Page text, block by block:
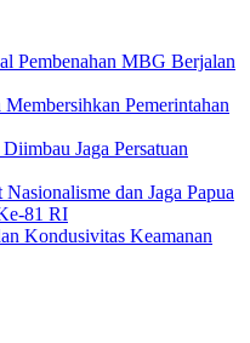
Pembenahan MBG Berjalan
Pemerintahan
Jaga Persatuan
dan Jaga Papua
81 RI
Kondusivitas Keamanan